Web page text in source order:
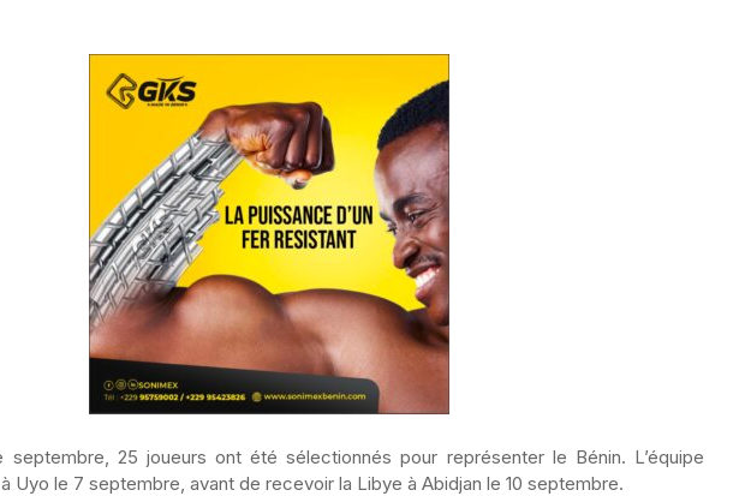
septembre, 25 joueurs ont été sélectionnés pour représenter le Bénin. L’équipe
Uyo le 7 septembre, avant de recevoir la Libye à Abidjan le 10 septembre.